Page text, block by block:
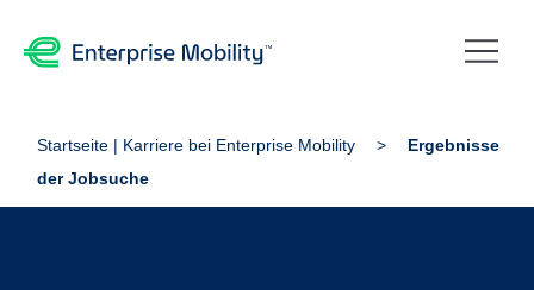
Startseite | Karriere bei Enterprise Mobility
Ergebnisse
der Jobsuche